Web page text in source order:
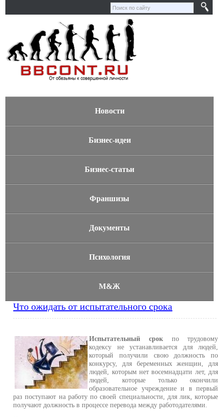
Новости
Бизнес-идеи
Бизнес-статьи
Франшизы
Документы
Психология
М&Ж
Что ожидать от испытательного срока
Испытательный срокпо трудовому
кодексу не устанавливается для людей,
который получили свою должность по
конкурсу, для беременных женщин, для
людей, которым нет восемнадцати лет, для
людей, которые только окончили
образовательное учреждение и в первый
раз поступают на работу по своей специальности, для лик, которые
получают должность в процессе перевода между работодателями.